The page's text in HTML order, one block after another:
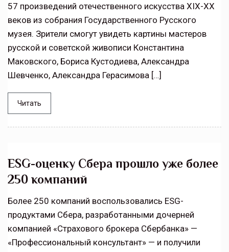
57 произведений отечественного искусства XIX-XX
веков из собрания Государственного Русского
музея. Зрители смогут увидеть картины мастеров
русской и советской живописи Константина
Маковского, Бориса Кустодиева, Александра
Шевченко, Александра Герасимова […]
Читать
ESG-оценку Сбера прошло уже более
250 компаний
Более 250 компаний воспользовались ESG-
продуктами Сбера, разработанными дочерней
компанией «Страхового брокера Сбербанка» —
«Профессиональный консультант» — и получили